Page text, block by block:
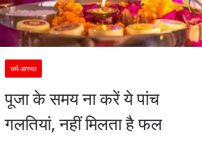
धर्म-आस्था
पूजा के समय ना करें ये पांच
गलतियां, नहीं मिलता है फल